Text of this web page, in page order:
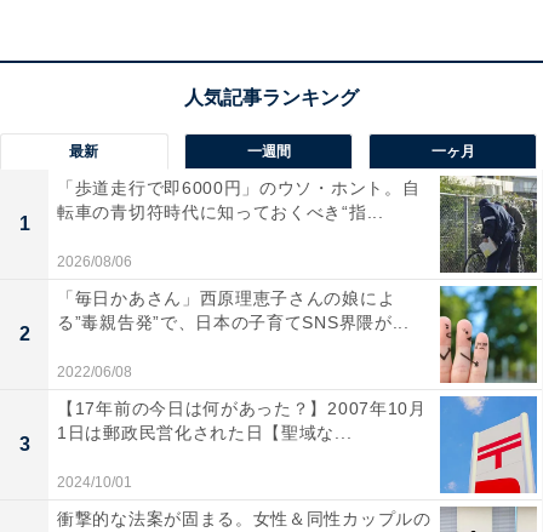
間近で複眼、翅（はね）や肢（あし）の特徴や、放した
トンボの飛び方を観察して“これはなんだろう”“ なぜだろ
う”“どうしてだろう”と昆虫の図鑑で調べるようになりま
した。
長男が幼稚園や小学校低学年のとき、水分補給係とトン
ボ見つけ隊の一人として、リュックサックを背負って一
緒に野山の水辺のある場所へよく出かけた夏の日を懐か
しく思い出します」
最新 一週間 一ヶ月
1
「歩道走行で即6000円」のウソ・ホント。自
転車の青切符時代に知っておくべき“指...
2026/08/06
2
「毎日かあさん」西原理恵子さんの娘によ
る”毒親告発”で、日本の子育てSNS界隈が...
2022/06/08
3
【17年前の今日は何があった？】2007年10月
1日は郵政民営化された日【聖域な...
2024/10/01
衝撃的な法案が固まる。女性＆同性カップルの